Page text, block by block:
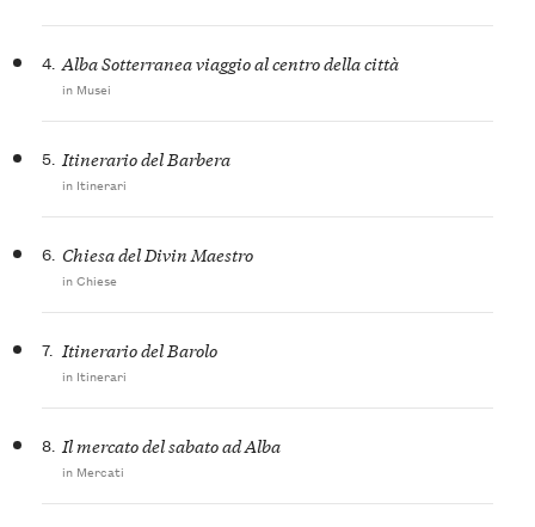
4. Alba Sotterranea viaggio al centro della città
in Musei
5. Itinerario del Barbera
in Itinerari
6. Chiesa del Divin Maestro
in Chiese
7. Itinerario del Barolo
in Itinerari
8. Il mercato del sabato ad Alba
in Mercati